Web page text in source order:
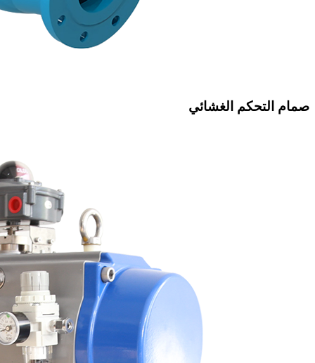
صمام التحكم الغشائي